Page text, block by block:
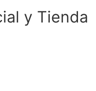
y Tienda